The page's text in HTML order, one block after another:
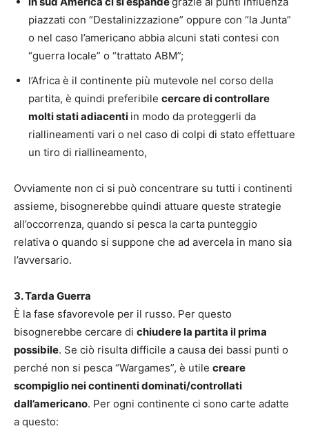
piazzati con “Destalinizzazione” oppure con “la Junta”
o nel caso l’americano abbia alcuni stati contesi con
“guerra locale” o “trattato ABM”;
l’Africa è il continente più mutevole nel corso della
partita, è quindi preferibile cercare di controllare
molti stati adiacenti in modo da proteggerli da
riallineamenti vari o nel caso di colpi di stato effettuare
un tiro di riallineamento,
Ovviamente non ci si può concentrare su tutti i continenti
assieme, bisognerebbe quindi attuare queste strategie
all’occorrenza, quando si pesca la carta punteggio
relativa o quando si suppone che ad avercela in mano sia
l’avversario.
3. Tarda Guerra
È la fase sfavorevole per il russo. Per questo
bisognerebbe cercare di chiudere la partita il prima
possibile. Se ciò risulta difficile a causa dei bassi punti o
perché non si pesca “Wargames”, è utile creare
scompiglio nei continenti dominati/controllati
dall’americano. Per ogni continente ci sono carte adatte
a questo: